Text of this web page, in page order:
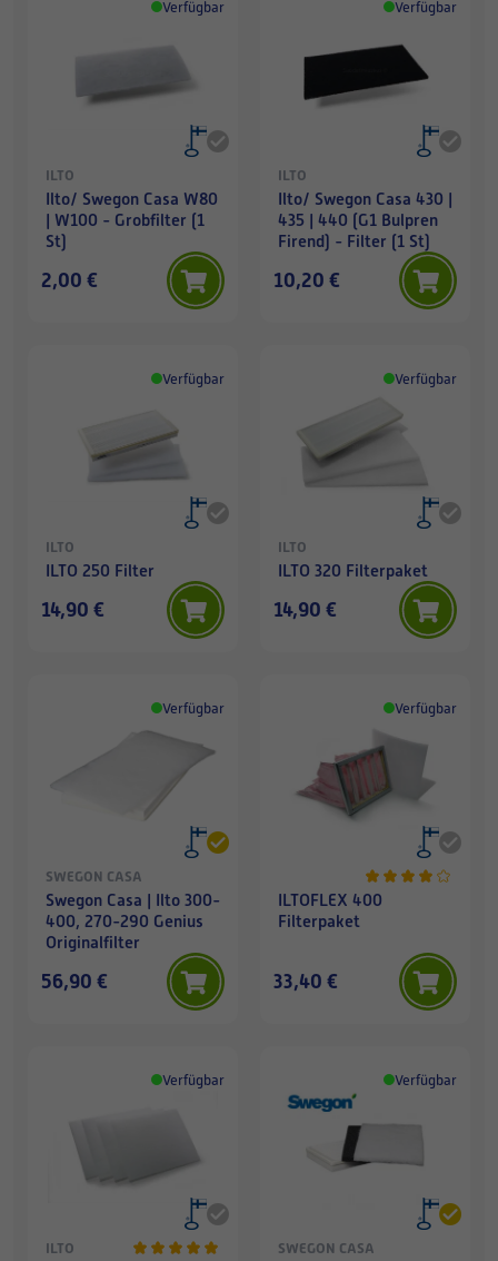
Verfügbar
ILTO
Ilto/ Swegon Casa W80
| W100 - Grobfilter (1
St)
2,00 €
Verfügbar
ILTO
Ilto/ Swegon Casa 430 |
435 | 440 (G1 Bulpren
Firend) - Filter (1 St)
10,20 €
Verfügbar
ILTO
ILTO 250 Filter
14,90 €
Verfügbar
ILTO
ILTO 320 Filterpaket
14,90 €
Verfügbar
SWEGON CASA
Swegon Casa | Ilto 300-
400, 270-290 Genius
Originalfilter
56,90 €
Verfügbar
ILTOFLEX 400
Filterpaket
33,40 €
Verfügbar
ILTO
Verfügbar
SWEGON CASA